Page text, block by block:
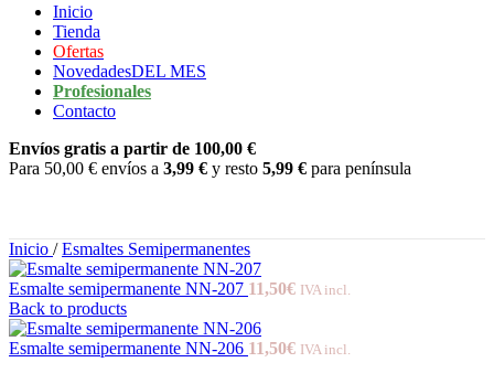
Inicio
Tienda
Ofertas
NovedadesDEL MES
Profesionales
Contacto
Envíos gratis a partir de 100,00 €
Para 50,00 € envíos a 3,99 € y resto 5,99 € para península
Inicio / Esmaltes Semipermanentes
Esmalte semipermanente NN-207 11,50€ IVA incl.
Back to products
Esmalte semipermanente NN-206 11,50€ IVA incl.